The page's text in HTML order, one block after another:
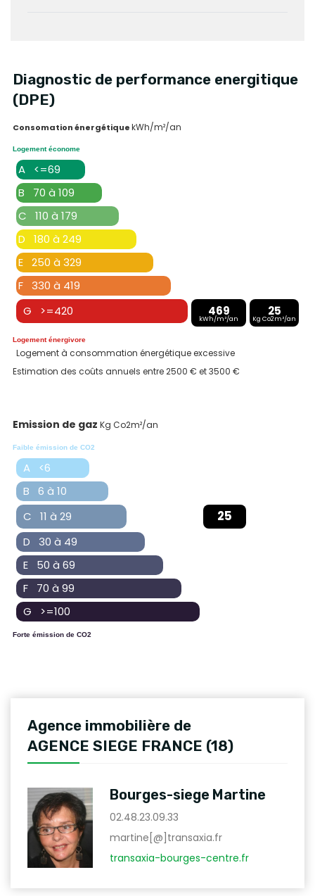
Diagnostic de performance energitique
(DPE)
Consomation énergétiquekWh/m²/an
Logement économe
A <=69
B 70 à 109
C 110 à 179
D 180 à 249
E 250 à 329
F 330 à 419
G >=420
469
kWh/m²/an
25
Kg Co2m²/an
Logement énergivore
Logement à consommation énergétique excessive
Estimation des coûts annuels entre 2500 € et 3500 €
Emission de gaz Kg Co2m²/an
Faible émission de CO2
A <6
B 6 à 10
C 11 à 29
25
D 30 à 49
E 50 à 69
F 70 à 99
G >=100
Forte émission de CO2
Agence immobilière de
AGENCE SIEGE FRANCE (18)
Bourges-siege Martine
02.48.23.09.33
martine[@]transaxia.fr
transaxia-bourges-centre.fr